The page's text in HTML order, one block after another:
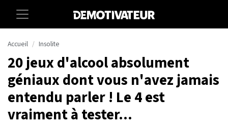
Accueil Insolite
20 jeux d'alcool absolument
géniaux dont vous n'avez jamais
entendu parler ! Le 4 est
vraiment à tester...